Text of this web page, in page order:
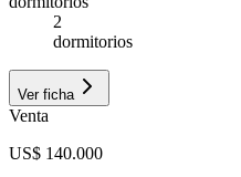
2
dormitorios
Ver ficha
Venta
US$ 140.000